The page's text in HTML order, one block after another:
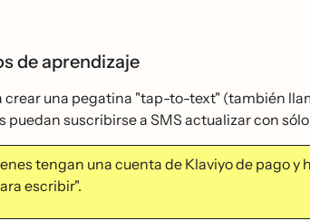
de aprendizaje
crear una pegatina "tap-to-text" (también
puedan suscribirse a SMS actualizar con
tengan una cuenta de Klaviyo de pago
escribir".